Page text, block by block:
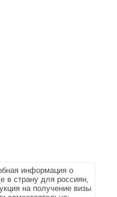
информация о
в страну для россиян,
на получение визы